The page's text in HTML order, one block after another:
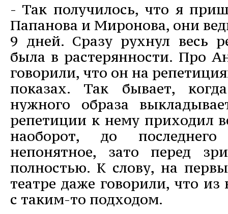
- Так получилось, что я
Папанова и Миронова, они
9 дней. Сразу рухнул весь
была в растерянности. Про
говорили, что он на
показах. Так бывает,
нужного образа
репетиции к нему приходил
наоборот, до
непонятное, зато перед
полностью. К слову, на
театре даже говорили, что из
с таким-то подходом.